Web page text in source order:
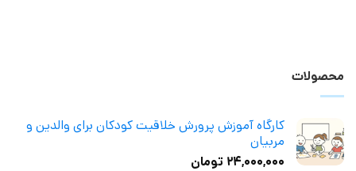
محصولات
کارگاه آموزش پرورش خلاقیت کودکان برای والدین و
مربیان
۲۴,۰۰۰,۰۰۰ تومان